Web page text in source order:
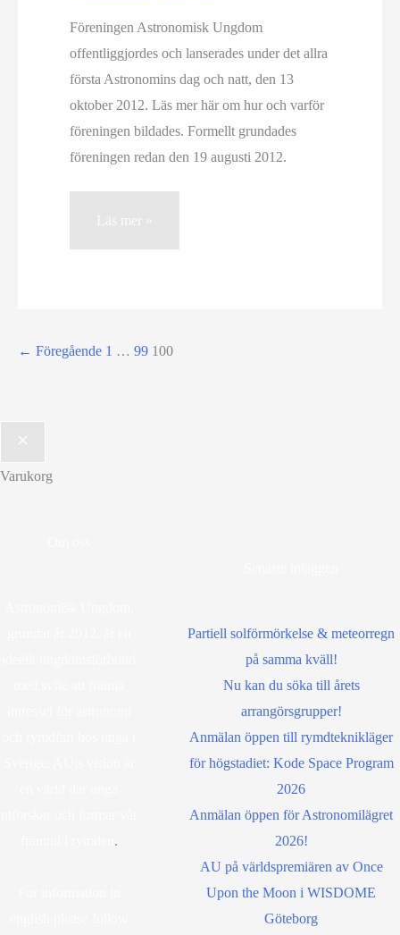
Föreningen Astronomisk Ungdom
offentliggjordes och lanserades under det allra
första Astronomins dag och natt, den 13
oktober 2012. Läs mer här om hur och varför
föreningen bildades. Formellt grundades
föreningen redan den 19 augusti 2012.
2012:
Läs mer »
← Föregående 1 … 99 100
Varukorg
.
Partiell solförmörkelse & meteorregn
på samma kväll!
Nu kan du söka till årets
arrangörsgrupper!
Anmälan öppen till rymdteknikläger
för högstadiet: Kode Space Program
2026
Anmälan öppen för Astronomilägret
2026!
AU på världspremiären av Once
Upon the Moon i WISDOME
Göteborg